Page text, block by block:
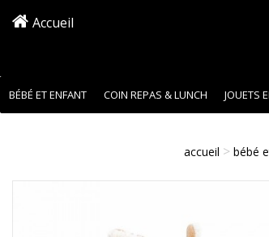
Accueil
BÉBÉ ET ENFANT COIN REPAS & LUNCH JOUETS
accueil > bébé